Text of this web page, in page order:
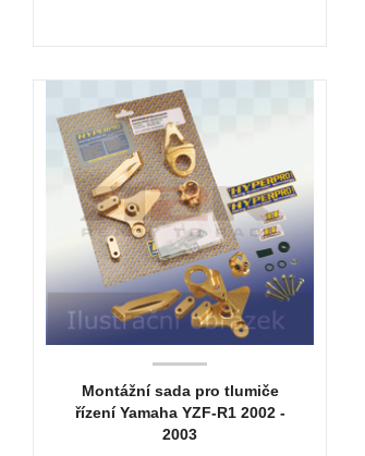
Montážní sada pro tlumiče
řízení Yamaha YZF-R1 2002 -
2003